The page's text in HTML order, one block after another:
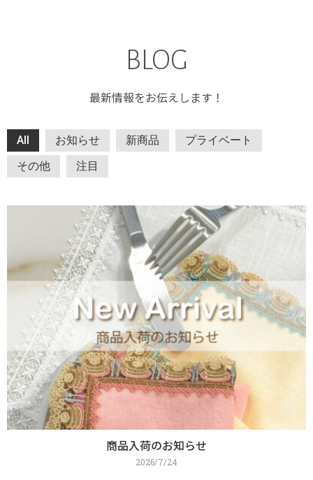
BLOG
最新情報をお伝えします！
All お知らせ 新商品
プライベート
その他
注目
商品入荷のお知らせ
2026/7/24